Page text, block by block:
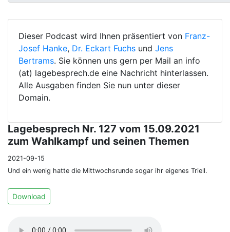
Dieser Podcast wird Ihnen präsentiert von Franz-
Josef Hanke, Dr. Eckart Fuchs und Jens
Bertrams. Sie können uns gern per Mail an info
(at) lagebesprech.de eine Nachricht hinterlassen.
Alle Ausgaben finden Sie nun unter dieser
Domain.
Lagebesprech Nr. 127 vom 15.09.2021
zum Wahlkampf und seinen Themen
2021-09-15
Und ein wenig hatte die Mittwochsrunde sogar ihr eigenes Triell.
Download